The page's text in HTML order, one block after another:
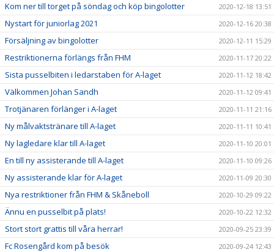
Kom ner till torget på söndag och köp bingolotter 2020-12-18 13:51
Nystart för juniorlag 2021 2020-12-16 20:38
Försäljning av bingolotter 2020-12-11 15:29
Restriktionerna förlängs från FHM 2020-11-17 20:22
Sista pusselbiten i ledarstaben för A-laget 2020-11-12 18:42
Välkommen Johan Sandh 2020-11-12 09:41
Trotjänaren förlänger i A-laget 2020-11-11 21:16
Ny målvaktstränare till A-laget 2020-11-11 10:41
Ny lagledare klar till A-laget 2020-11-10 20:01
En till ny assisterande till A-laget 2020-11-10 09:26
Ny assisterande klar för A-laget 2020-11-09 20:30
Nya restriktioner från FHM & Skåneboll 2020-10-29 09:22
Ännu en pusselbit på plats! 2020-10-22 12:32
Stort stort grattis till våra herrar! 2020-09-25 23:39
Fc Rosengård kom på besök 2020-09-24 12:43